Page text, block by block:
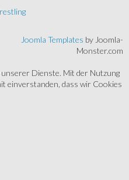
Joomla Templates by Joomla-
Monster.com
Dienste. Mit der Nutzung
einverstanden, dass wir Cookies